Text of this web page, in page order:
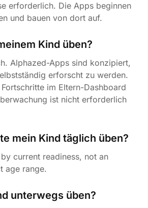
erforderlich. Die Apps beginnen
und bauen von dort auf.
Kind üben?
Alphazed-Apps sind konzipiert,
erforscht zu werden.
im Eltern-Dashboard
ist nicht erforderlich
mein Kind täglich üben?
current readiness, not an
age range.
unterwegs üben?